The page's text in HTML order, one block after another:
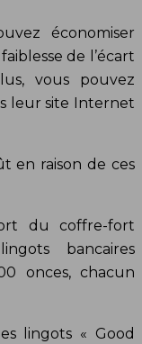
économiser
de l’écart
vous pouvez
leur site Internet
en raison de ces
du coffre-fort
bancaires
onces, chacun
lingots « Good